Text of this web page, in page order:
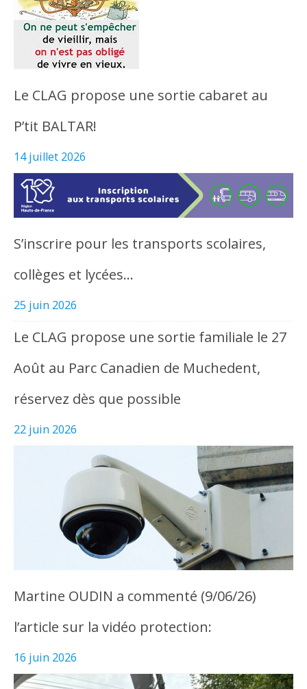
Le CLAG propose une sortie cabaret au
P’tit BALTAR!
14 juillet 2026
S’inscrire pour les transports scolaires,
collèges et lycées…
25 juin 2026
Le CLAG propose une sortie familiale le 27
Août au Parc Canadien de Muchedent,
réservez dès que possible
22 juin 2026
Martine OUDIN a commenté (9/06/26)
l’article sur la vidéo protection:
16 juin 2026